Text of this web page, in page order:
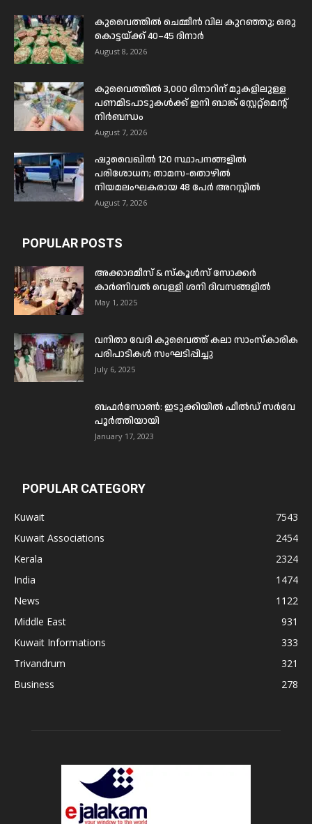
കുവൈത്തിൽ ചെമ്മീൻ വില കുറഞ്ഞു; ഒരു
കൊട്ടയ്ക്ക് 40–45 ദിനാർ
August 8, 2026
കുവൈത്തിൽ 3,000 ദിനാറിന് മുകളിലുള്ള
പണമിടപാടുകൾക്ക് ഇനി ബാങ്ക് സ്റ്റേറ്റ്മെന്റ്
നിർബന്ധം
August 7, 2026
ഷുവൈഖിൽ 120 സ്ഥാപനങ്ങളിൽ
പരിശോധന; താമസ-തൊഴിൽ
നിയമലംഘകരായ 48 പേർ അറസ്റ്റിൽ
August 7, 2026
POPULAR POSTS
അക്കാദമീസ് & സ്കൂൾസ് സോക്കർ
കാർണിവൽ വെള്ളി ശനി ദിവസങ്ങളിൽ
May 1, 2025
വനിതാ വേദി കുവൈത്ത് കലാ സാംസ്കാരിക
പരിപാടികൾ സംഘടിപ്പിച്ചു
July 6, 2025
ബഫര്‍സോണ്‍: ഇടുക്കിയില്‍ ഫീല്‍ഡ് സര്‍വേ
പൂര്‍ത്തിയായി
January 17, 2023
POPULAR CATEGORY
Kuwait
7543
Kuwait Associations
2454
Kerala
2324
India
1474
News
1122
Middle East
931
Kuwait Informations
333
Trivandrum
321
Business
278